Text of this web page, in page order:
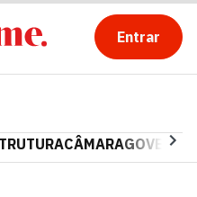
Entrar
CÂMARAGOVERNO